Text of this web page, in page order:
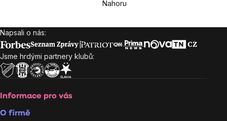
Nahoru
Zápatí
Napsali o nás:
Jsme hrdými partnery klubů:
Informace pro vás
O firmě